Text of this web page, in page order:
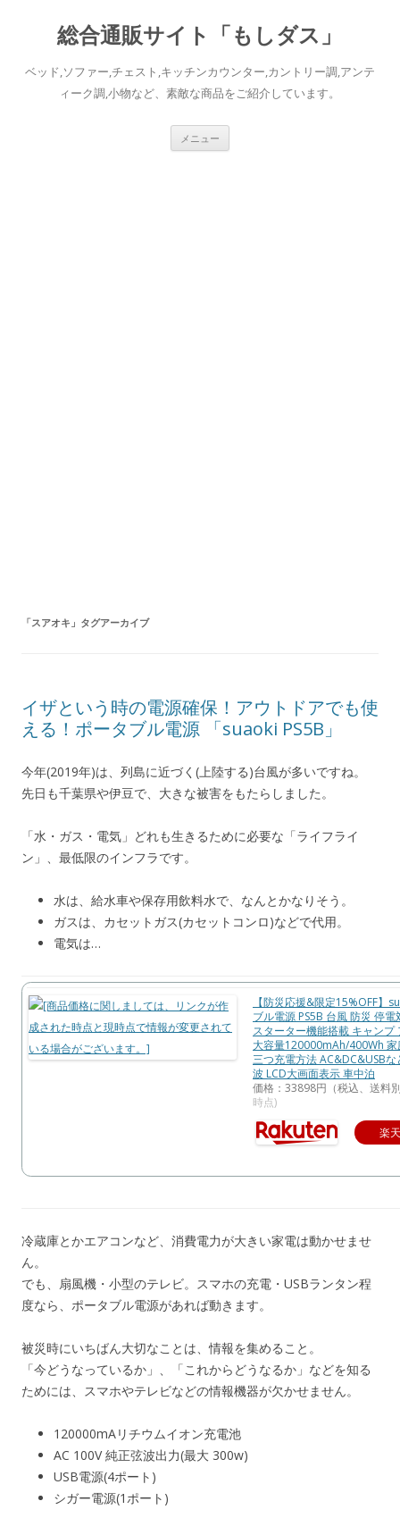
総合通販サイト「もしダス」
ベッド,ソファー,チェスト,キッチンカウンター,カントリー調,アンテ
ィーク調,小物など、素敵な商品をご紹介しています。
メニュー
「スアオキ 」タグアーカイブ
イザという時の電源確保！アウトドアでも使
える！ポータブル電源 「suaoki PS5B」
今年(2019年)は、列島に近づく(上陸する)台風が多いですね。
先日も千葉県や伊豆で、大きな被害をもたらしました。
「水・ガス・電気」どれも生きるために必要な「ライフライ
ン」、最低限のインフラです。
水は、給水車や保存用飲料水で、なんとかなりそう。
ガスは、カセットガス(カセットコンロ)などで代用。
電気は…
【防災応援&限定15%OFF】
ブル電源 PS5B 台風 防災 停
スターター機能搭載 キャンプ
大容量120000mAh/400Wh 家
三つ充電方法 AC&DC&USB
波 LCD大画面表示 車中泊
価格：33898円（税込、送料
時点)
楽
冷蔵庫とかエアコンなど、消費電力が大きい家電は動かせませ
ん。
でも、扇風機・小型のテレビ。スマホの充電・USBランタン程
度なら、ポータブル電源があれば動きます。
被災時にいちばん大切なことは、情報を集めること。
「今どうなっているか」、「これからどうなるか」などを知る
ためには、スマホやテレビなどの情報機器が欠かせません。
120000mAリチウムイオン充電池
AC 100V 純正弦波出力(最大 300w)
USB電源(4ポート)
シガー電源(1ポート)